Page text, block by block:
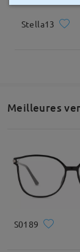
Stella13
Meilleures
S0189